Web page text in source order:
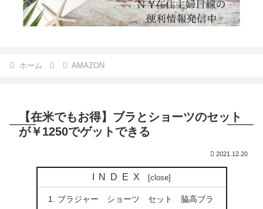
ホーム AMAZON
【在米でもお得】ブラとショーツのセット
が￥1250でゲットできる
2021.12.20
INDEX
ブラジャー ショーツ セット 脇高ブラ